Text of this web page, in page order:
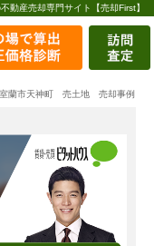
産売却専門サイト【売却First】
蘭市天神町 売土地 売却事例